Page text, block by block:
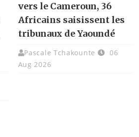
vers le Cameroun, 36
Africains saisissent les
tribunaux de Yaoundé
Pascale Tchakounte
06
Aug 2026